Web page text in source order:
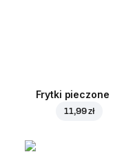
Frytki pieczone
11,99 zł